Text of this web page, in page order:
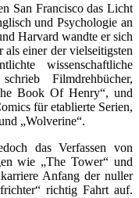
San Francisco das Licht
und Psychologie an
Harvard wandte er sich
als einer der vielseitigsten
wissenschaftliche
Filmdrehbücher,
Book Of Henry“, und
für etablierte Serien,
„Wolverine“.
das Verfassen von
wie „The Tower“ und
Anfang der nuller
richtig Fahrt auf.